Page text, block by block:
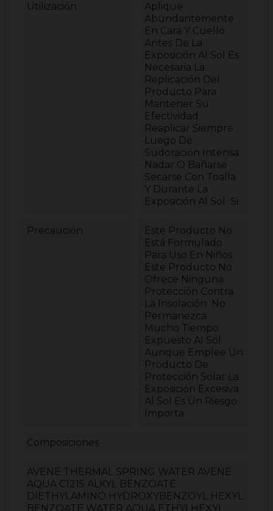
Utilización
Aplique
Abundantemente
En Cara Y Cuello
Antes De La
Exposición Al Sol Es
Necesaria La
Replicación Del
Producto Para
Mantener Su
Efectividad
Reaplicar Siempre
Luego De
Sudoración Intensa
Nadar O Bañarse
Secarse Con Toalla
Y Durante La
Exposición Al Sol Si
Precaución
Este Producto No
Está Formulado
Para Uso En Niños
Este Producto No
Ofrece Ninguna
Protección Contra
La Insolación No
Permanezca
Mucho Tiempo
Expuesto Al Sol
Aunque Emplee Un
Producto De
Protección Solar La
Exposición Excesiva
Al Sol Es Un Riesgo
Importa
Composiciones
AVENE THERMAL SPRING WATER AVENE
AQUA C1215 ALKYL BENZOATE
DIETHYLAMINO HYDROXYBENZOYL HEXYL
BENZOATE WATER AQUA ETHYLHEXYL